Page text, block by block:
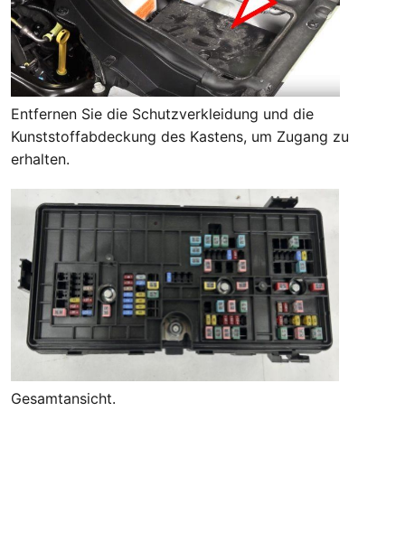
Entfernen Sie die Schutzverkleidung und die
Kunststoffabdeckung des Kastens, um Zugang zu
erhalten.
Gesamtansicht.